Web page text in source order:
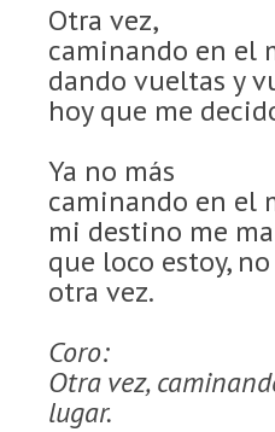
Otra vez,
caminando en el
dando vueltas y
hoy que me
Ya no más
caminando en el
mi destino me
que loco estoy,
otra vez.
Coro:
Otra vez,
lugar.